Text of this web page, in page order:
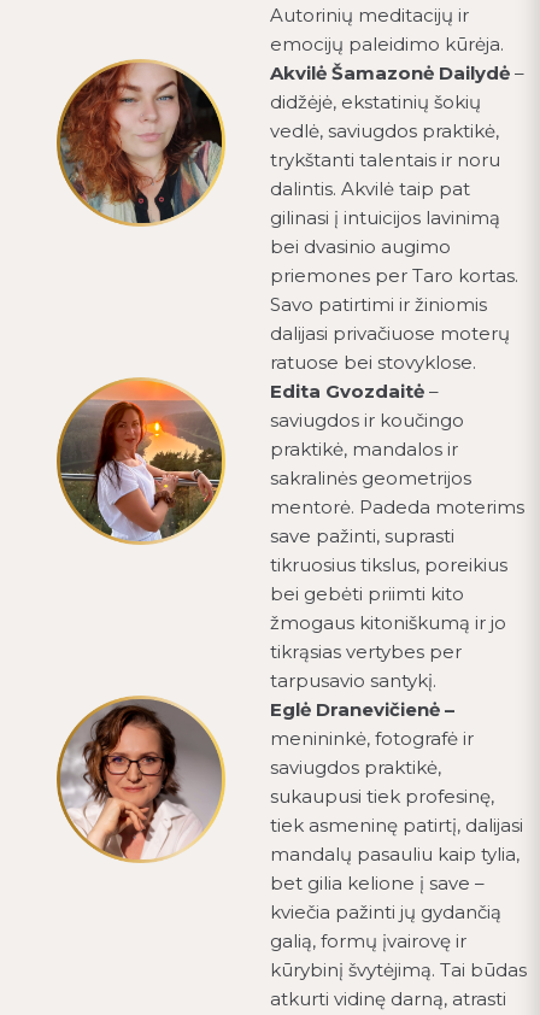
Autorinių meditacijų ir
emocijų paleidimo kūrėja.
Akvilė Šamazonė Dailydė –
didžėjė, ekstatinių šokių
vedlė, saviugdos praktikė,
trykštanti talentais ir noru
dalintis. Akvilė taip pat
gilinasi į intuicijos lavinimą
bei dvasinio augimo
priemones per Taro kortas.
Savo patirtimi ir žiniomis
dalijasi privačiuose moterų
ratuose bei stovyklose.
Edita Gvozdaitė –
saviugdos ir koučingo
praktikė, mandalos ir
sakralinės geometrijos
mentorė. Padeda moterims
save pažinti, suprasti
tikruosius tikslus, poreikius
bei gebėti priimti kito
žmogaus kitoniškumą ir jo
tikrąsias vertybes per
tarpusavio santykį.
Eglė Dranevičienė –
menininkė, fotografė ir
saviugdos praktikė,
sukaupusi tiek profesinę,
tiek asmeninę patirtį, dalijasi
mandalų pasauliu kaip tylia,
bet gilia kelione į save –
kviečia pažinti jų gydančią
galią, formų įvairovę ir
kūrybinį švytėjimą. Tai būdas
atkurti vidinę darną, atrasti